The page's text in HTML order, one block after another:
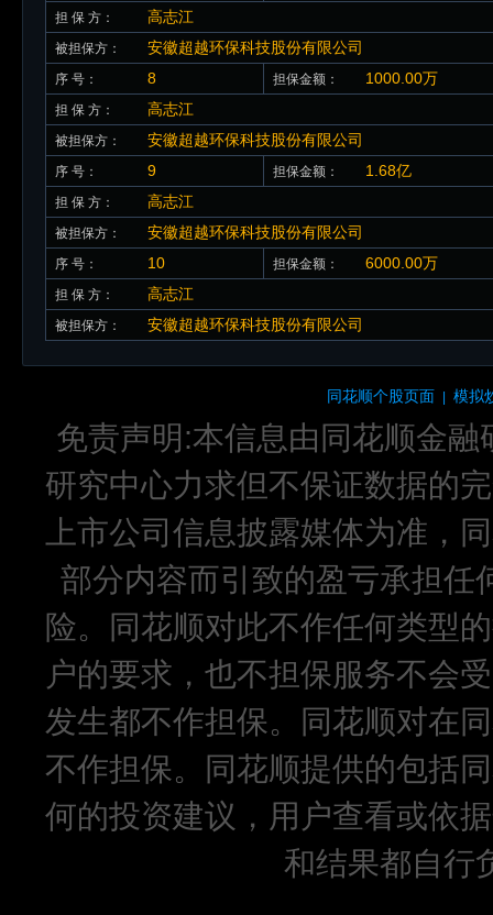
担 保 方： 高志江
被担保方： 安徽超越环保科技股份有限公司
序 号： 8 担保金额： 1000.00万
担 保 方： 高志江
被担保方： 安徽超越环保科技股份有限公司
序 号： 9 担保金额： 1.68亿
担 保 方： 高志江
被担保方： 安徽超越环保科技股份有限公司
序 号： 10 担保金额： 6000.00万
担 保 方： 高志江
被担保方： 安徽超越环保科技股份有限公司
同花顺个股页面 模拟
免责声明:本信息由同花顺金
研究中心力求但不保证数据的
上市公司信息披露媒体为准，
部分内容而引致的盈亏承担任
险。同花顺对此不作任何类型
户的要求，也不担保服务不会
发生都不作担保。同花顺对在
不作担保。同花顺提供的包括
何的投资建议，用户查看或依
和结果都自行